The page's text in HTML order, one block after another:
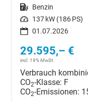
Kraftstoff Benzin
Leistung 137 kW (186 PS)
01.07.2026
29.595,– €
incl. 19% MwSt.
Verbrauch
CO2-Klasse: F
CO2-Emissionen: